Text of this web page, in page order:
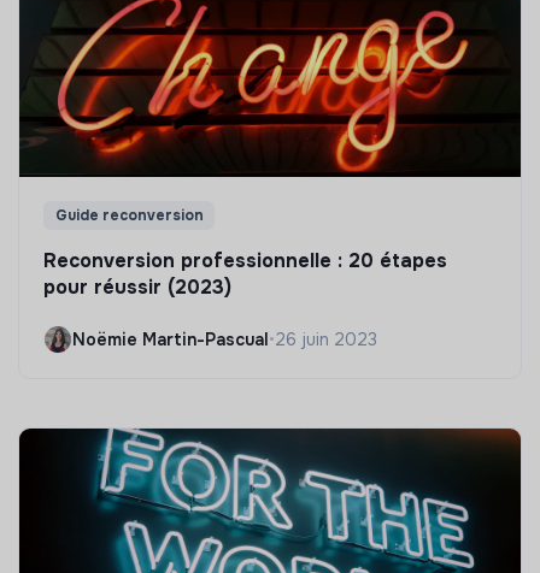
Guide reconversion
Reconversion professionnelle : 20 étapes
pour réussir (2023)
Noëmie Martin-Pascual•26 juin 2023